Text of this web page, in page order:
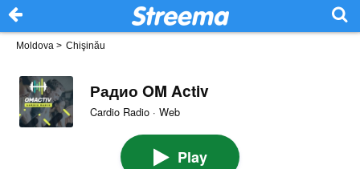
Moldova > Chişinău
Радио OM Activ
Cardio Radio · Web
Play